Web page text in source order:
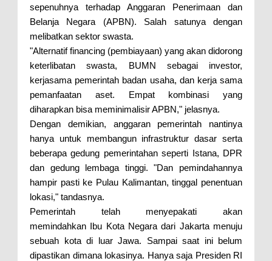
sepenuhnya terhadap Anggaran Penerimaan dan
Belanja Negara (APBN). Salah satunya dengan
melibatkan sektor swasta.
"Alternatif financing (pembiayaan) yang akan didorong
keterlibatan swasta, BUMN sebagai investor,
kerjasama pemerintah badan usaha, dan kerja sama
pemanfaatan aset. Empat kombinasi yang
diharapkan bisa meminimalisir APBN," jelasnya.
Dengan demikian, anggaran pemerintah nantinya
hanya untuk membangun infrastruktur dasar serta
beberapa gedung pemerintahan seperti Istana, DPR
dan gedung lembaga tinggi. "Dan pemindahannya
hampir pasti ke Pulau Kalimantan, tinggal penentuan
lokasi," tandasnya.
Pemerintah telah menyepakati akan
memindahkan Ibu Kota Negara dari Jakarta menuju
sebuah kota di luar Jawa. Sampai saat ini belum
dipastikan dimana lokasinya. Hanya saja Presiden RI